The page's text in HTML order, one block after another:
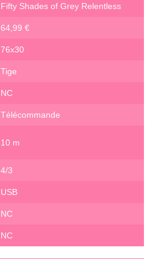
Fifty Shades of Grey Relentless
64,99 €
76x30
Tige
NC
Télécommande
10 m
4/3
USB
NC
NC